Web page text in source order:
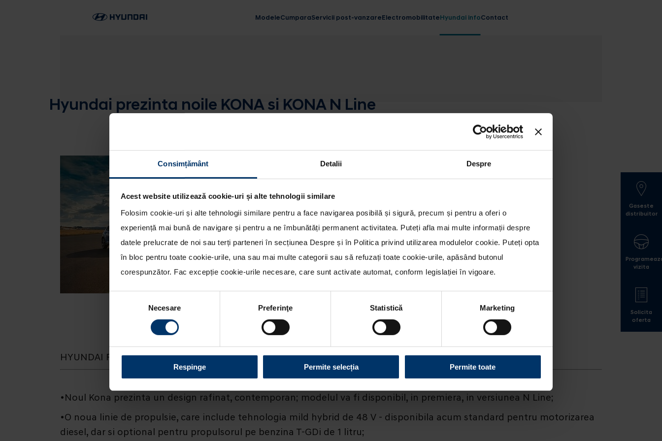
Consimțământ Detalii Despre
Acest website utilizează cookie-uri și alte tehnologii similare
Folosim cookie-uri și alte tehnologii similare pentru a face navigarea posibilă și sigură, precum și pentru a oferi o
experiență mai bună de navigare și pentru a ne îmbunătăți permanent activitatea. Puteți afla mai multe informații despre
datele prelucrate de noi sau terți parteneri în secțiunea Despre și în Politica privind utilizarea modulelor cookie. Puteți opta
în bloc pentru toate cookie-urile, una sau mai multe categorii sau să refuzați toate cookie-urile, apăsând butonul
corespunzător. Fac excepție cookie-urile necesare, care sunt activate automat, conform legislației în vigoare.
Selecția
consimțământului
Necesare Preferinţe Statistică Marketing
Respinge Permite selecția Permite toate
Hyundai prezinta noile KONA si KONA N Line
HYUNDAI PREZINTA NOILE KONA SI KONA N LINE
•Noul Kona prezinta un design rafinat, contemporan; modelul va fi disponibil, in premiera, in versiunea N Line;
•O noua linie de propulsie, care include tehnologia mild hybrid de 48 V - disponibila acum standard pentru motorizarea
diesel, dar si optional pentru propulsorul pe benzina T-GDi de 1 litru;
ModeleCumparaServicii post-vanzareElectromobilitateHyundai infoContact
Gaseste
distribuitor
vizita
Solicita
oferta